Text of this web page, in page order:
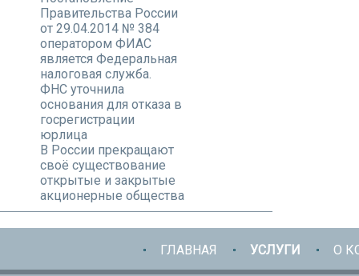
Правительства России
от 29.04.2014 № 384
оператором ФИАС
является Федеральная
налоговая служба.
ФНС уточнила
основания для отказа в
госрегистрации
юрлица
В России прекращают
своё существование
открытые и закрытые
акционерные общества
ГЛАВНАЯ УСЛУГИ О